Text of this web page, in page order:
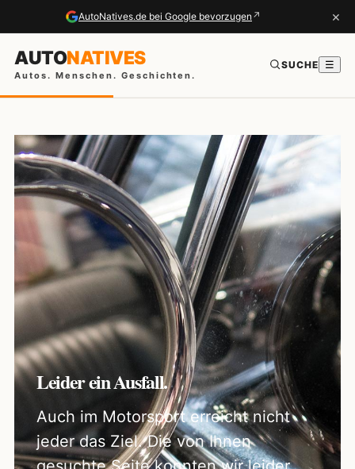
AutoNatives.de bei Google bevorzugen ↗ ×
AUTONATIVES
Autos. Menschen. Geschichten.
SUCHE ☰
Leider ein Ausfall.
Auch im Motorsport erreicht nicht
jeder das Ziel. Die von Ihnen